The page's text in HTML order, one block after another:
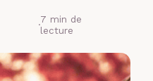
·7 min de
lecture